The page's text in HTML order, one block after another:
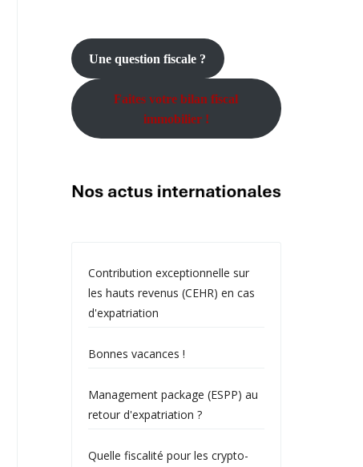
Une question fiscale ?
Faites votre bilan fiscal
immobilier !
Contribution exceptionnelle sur
les hauts revenus (CEHR) en cas
d'expatriation
Bonnes vacances !
Management package (ESPP) au
retour d'expatriation ?
Quelle fiscalité pour les crypto-